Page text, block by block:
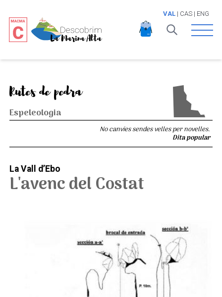
VAL| CAS| ENG
Open
Rutes de pedra
Espeleologia
No canvies sendes velles per novelles.
Dita popular
La Vall d’Ebo
L'avenc del Costat